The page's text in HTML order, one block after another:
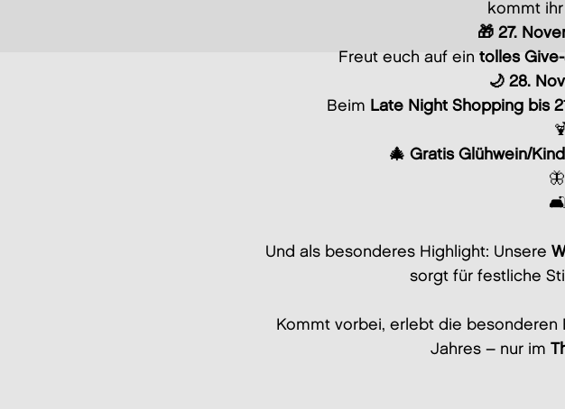
kommt
🎁 27.
Freut euch auf ein tolles
🌙 28.
Beim Late Night Shopping bis
🎄 Gratis Glühwein/
🦋
🛋️
Und als besonderes Highlight: Unsere
sorgt für festliche
Kommt vorbei, erlebt die
Jahres – nur im